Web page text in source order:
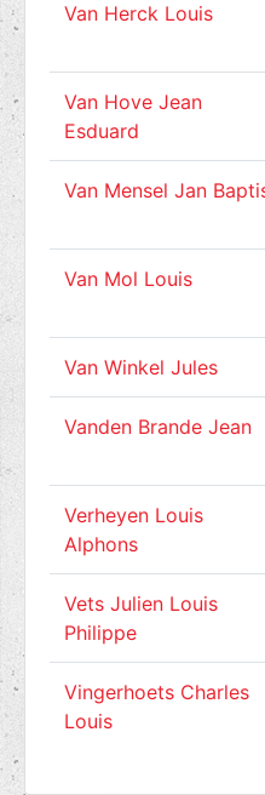
Van Herck Louis
Van Hove Jean
Esduard
Van Mensel Jan
Van Mol Louis
Van Winkel Jules
Vanden Brande Jean
Verheyen Louis
Alphons
Vets Julien Louis
Philippe
Vingerhoets Charles
Louis